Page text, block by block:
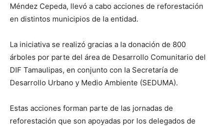
Méndez Cepeda, llevó a cabo acciones de reforestación
en distintos municipios de la entidad.
La iniciativa se realizó gracias a la donación de 800
árboles por parte del área de Desarrollo Comunitario del
DIF Tamaulipas, en conjunto con la Secretaría de
Desarrollo Urbano y Medio Ambiente (SEDUMA).
Estas acciones forman parte de las jornadas de
reforestación que son apoyadas por los delegados de